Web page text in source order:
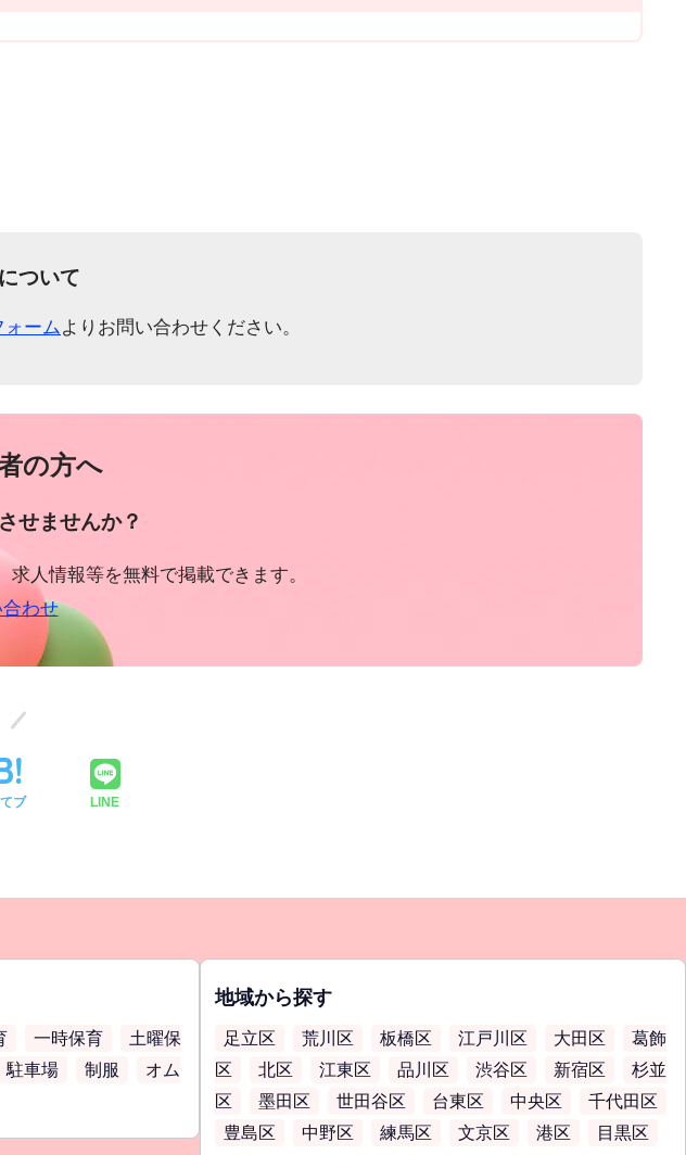
ついて
ォームよりお問い合わせください。
の方へ
せませんか？
人情報等を無料で掲載できます。
わせ
ブ LINE
一時保育
土曜保
駐車場 制服
オム
地域から探す
足立区 荒川区 板橋区 江戸川区 大田区
葛飾
区
北区 江東区 品川区 渋谷区 新宿区
杉並
区
墨田区 世田谷区 台東区 中央区
千代田区
豊島区
中野区 練馬区 文京区 港区 目黒区